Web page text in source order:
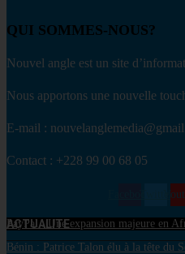
QUI SOMMES-NOUS?
Nouvel angle est un site
Nous apportons une nouvelle
E-mail :
Contact : +228 99 00 68 05
Twitter
ACTUALITE
PayPal : Une expansion majeure en
Bénin : Patrice Talon élu à la tête du